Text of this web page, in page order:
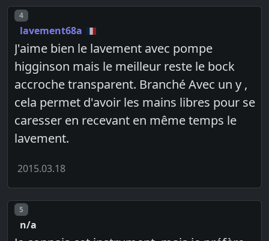
Post number
4
lavement68a
J'aime bien le lavement avec pompe
higginson mais le meilleur reste le bock
accroche transparent. Branché Avec un y ,
cela permet d'avoir les mains libres pour se
caresser en recevant en même temps le
lavement.
2015.03.18
Post number
5
n/a